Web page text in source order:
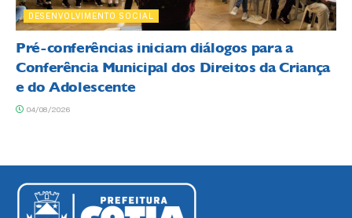
DESENVOLVIMENTO SOCIAL
Pré-conferências iniciam diálogos para a
Conferência Municipal dos Direitos da Criança
e do Adolescente
04/08/2026